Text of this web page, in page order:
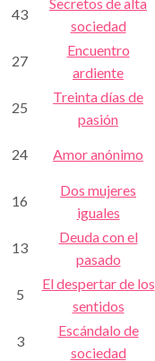
43
sociedad
27
Encuentro
ardiente
25
Treinta días de
pasión
24 Amor anónimo
16
Dos mujeres
iguales
13
Deuda con el
pasado
5
El despertar de los
sentidos
3
Escándalo de
sociedad